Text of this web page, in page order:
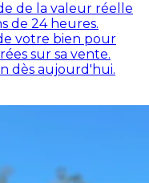
de la valeur réelle
de 24 heures.
votre bien pour
sur sa vente.
dès aujourd'hui.